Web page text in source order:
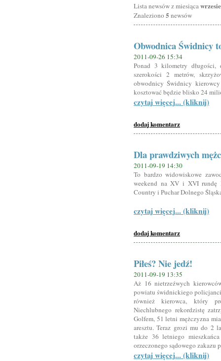
Lista newsów z miesiąca
Znaleziono 5 newsów
Obwodnica Świdnicy
2011-09-26 15:34
Ponad 3 kilometry
szerokości 2 metrów,
obwodnicy Świdnicy
kosztować będzie blisko 24
czytaj więcej... (kliknij)
dodaj komentarz
Dla prawdziwych
2011-09-19 14:30
To bardzo widowiskowe
weekend na XV i XVI rundę
Country i Puchar Dolnego
czytaj więcej... (kliknij)
dodaj komentarz
Piłeś? Nie jedź!
2011-09-19 13:35
Aż 16 nietrzeźwych
powiatu świdnickiego
również kierowca, który
Niechlubnego rekordzistę
Golfem, 51 letni mężczyzna
aresztu. Teraz grozi mu do 2
także 36 letniego
orzeczonego sądowego zakazu
czytaj więcej... (kliknij)